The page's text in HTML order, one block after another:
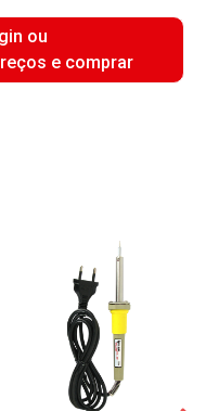
ou
e comprar